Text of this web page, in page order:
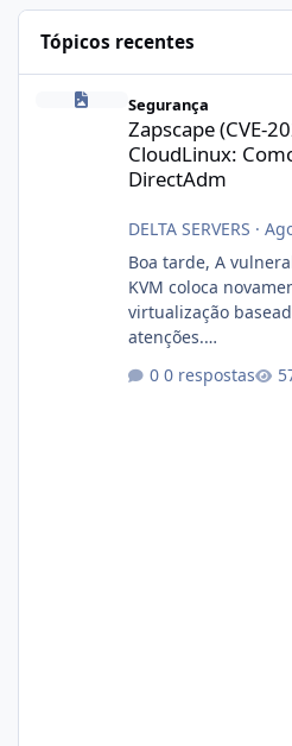
Tópicos recentes
Zapscape (CVE-2026-64561) no
Segurança
Zapscape (CVE-
CloudLinux:
DirectAdm
DELTA SERVERS ·
Boa tarde, A
KVM coloca
virtualização
atenções.
xjx23zz5f Criamos uma breve explicação:
0 respostas